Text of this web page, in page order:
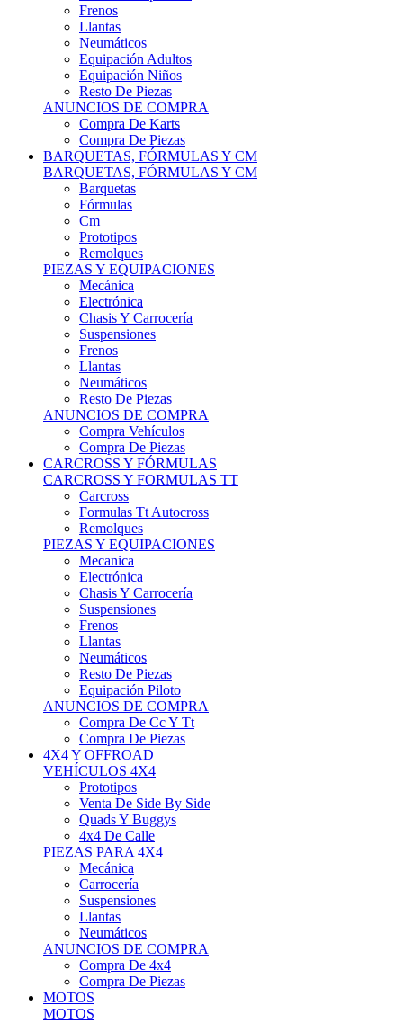
Llantas
Neumáticos
Equipación Adultos
Equipación Niños
Resto De Piezas
ANUNCIOS DE COMPRA
Compra De Karts
Compra De Piezas
BARQUETAS, FÓRMULAS Y CM
BARQUETAS, FÓRMULAS Y CM
Barquetas
Fórmulas
Cm
Prototipos
Remolques
PIEZAS Y EQUIPACIONES
Mecánica
Electrónica
Chasis Y Carrocería
Suspensiones
Frenos
Llantas
Neumáticos
Resto De Piezas
ANUNCIOS DE COMPRA
Compra Vehículos
Compra De Piezas
CARCROSS Y FÓRMULAS
CARCROSS Y FORMULAS TT
Carcross
Formulas Tt Autocross
Remolques
PIEZAS Y EQUIPACIONES
Mecanica
Electrónica
Chasis Y Carrocería
Suspensiones
Frenos
Llantas
Neumáticos
Resto De Piezas
Equipación Piloto
ANUNCIOS DE COMPRA
Compra De Cc Y Tt
Compra De Piezas
4X4 Y OFFROAD
VEHÍCULOS 4X4
Prototipos
Venta De Side By Side
Quads Y Buggys
4x4 De Calle
PIEZAS PARA 4X4
Mecánica
Carrocería
Suspensiones
Llantas
Neumáticos
ANUNCIOS DE COMPRA
Compra De 4x4
Compra De Piezas
MOTOS
MOTOS
Motos De Circuito